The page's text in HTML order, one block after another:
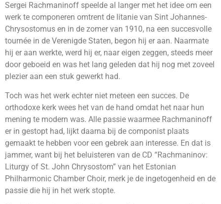
Sergei Rachmaninoff speelde al langer met het idee om een
werk te componeren omtrent de litanie van Sint Johannes-
Chrysostomus en in de zomer van 1910, na een succesvolle
tournée in de Verenigde Staten, begon hij er aan. Naarmate
hij er aan werkte, werd hij er, naar eigen zeggen, steeds meer
door geboeid en was het lang geleden dat hij nog met zoveel
plezier aan een stuk gewerkt had.
Toch was het werk echter niet meteen een succes. De
orthodoxe kerk wees het van de hand omdat het naar hun
mening te modern was. Alle passie waarmee Rachmaninoff
er in gestopt had, lijkt daarna bij de componist plaats
gemaakt te hebben voor een gebrek aan interesse. En dat is
jammer, want bij het beluisteren van de CD “Rachmaninov:
Liturgy of St. John Chrysostom” van het Estonian
Philharmonic Chamber Choir, merk je de ingetogenheid en de
passie die hij in het werk stopte.